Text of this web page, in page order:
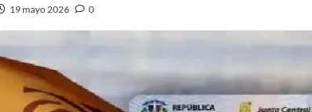
19 mayo 2026 0